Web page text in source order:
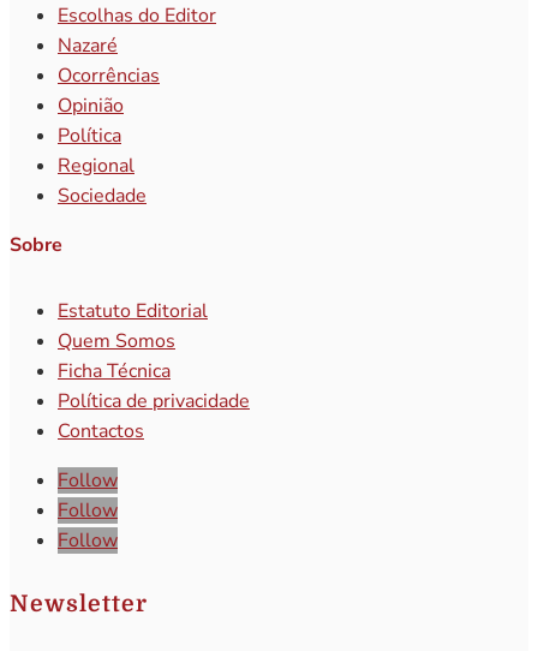
Escolhas do Editor
Nazaré
Ocorrências
Opinião
Política
Regional
Sociedade
Sobre
Estatuto Editorial
Quem Somos
Ficha Técnica
Política de privacidade
Contactos
Follow
Follow
Follow
Newsletter